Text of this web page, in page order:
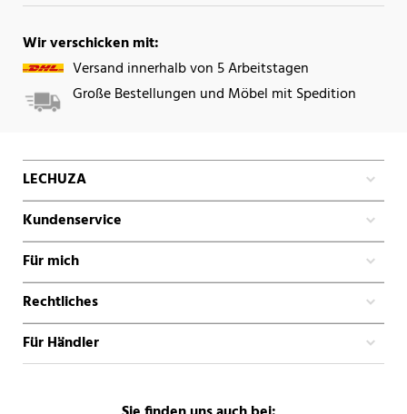
Wir verschicken mit:
Versand innerhalb von 5 Arbeitstagen
Große Bestellungen und Möbel mit Spedition
LECHUZA
Kundenservice
Für mich
Rechtliches
Für Händler